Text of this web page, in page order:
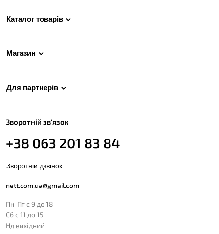
Каталог товарів
Магазин
Для партнерів
Зворотній зв'язок
+38 063 201 83 84
Зворотній дзвінок
nett.com.ua@gmail.com
Пн-Пт с 9 до 18
Сб с 11 до 15
Нд вихідний